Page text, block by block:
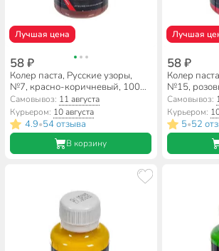
Лучшая цена
58 ₽
Колер паста, Русские узоры,
№7, красно-коричневый, 100
мл
Самовывоз: 11 августа
Курьером: 10 августа
4.9•54 отзыва
В корзину
Лучшая
58 ₽
Колер
№15,
Самовывоз:
Курьером:
5•52